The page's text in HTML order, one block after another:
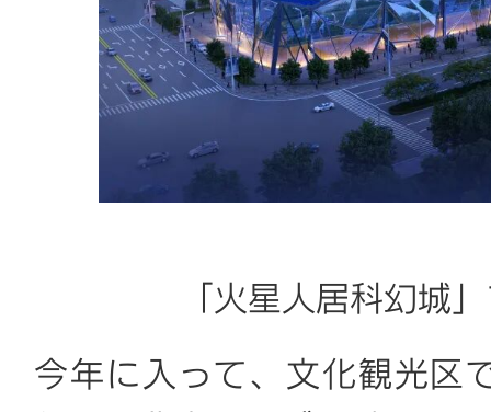
「火星人居科幻城
今年に入って、文化観光区